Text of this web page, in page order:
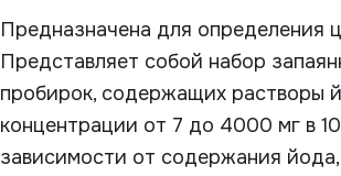
Предназначена для определения
Представляет собой набор
пробирок, содержащих растворы
концентрации от 7 до 4000 мг в
зависимости от содержания йода,